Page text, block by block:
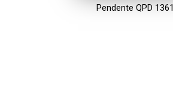
Pendente QPD 1361